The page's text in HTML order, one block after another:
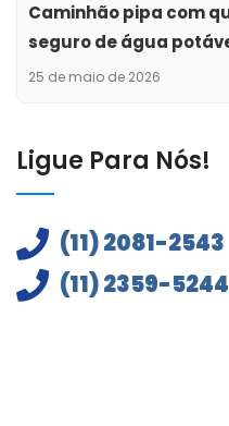
Caminhão pipa com
seguro de água
25 de maio de 2026
Ligue Para Nós!
(11) 2081-2543
(11) 2359-5244